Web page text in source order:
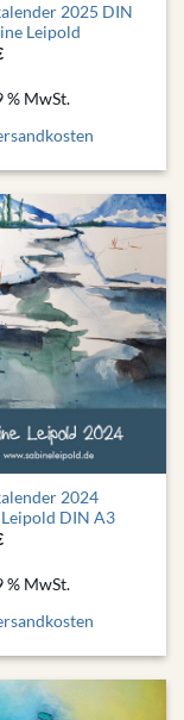
2025 DIN
Leipold
% MwSt.
2024
Leipold DIN A3
% MwSt.